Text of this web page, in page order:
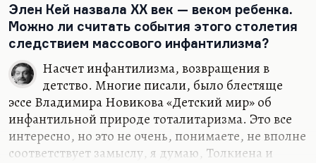
Элен Кей назвала XX век — веком ребенка.
Можно ли считать события этого столетия
следствием массового инфантилизма?
Насчет инфантилизма, возвращения в
детство. Многие писали, было блестяще
эссе Владимира Новикова «Детский мир» об
инфантильной природе тоталитаризма. Это все
интересно, но это не очень, понимаете, не вполне
соответствует замыслу, я думаю, Толкиена и